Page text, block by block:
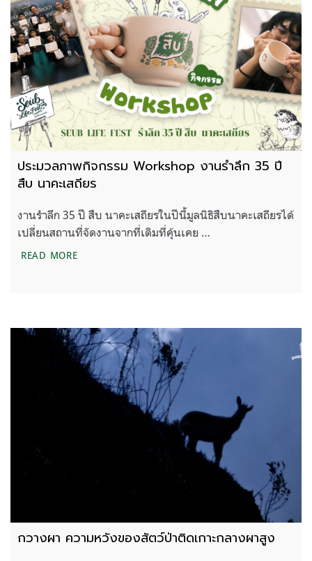
ประมวลภาพกิจกรรม Workshop งานรำลึก 35 ปี
สืบ นาคะเสถียร
งานรำลึก 35 ปี สืบ นาคะเสถียรในปีนี้มูลนิธิสืบนาคะเสถียรได้
เปลี่ยนสถานที่จัดงานจากที่เดิมที่คุ้นเคย …
READ MOREประมวลภาพกิจกรรม WORKSHOP งานรำลึก 35 ปี สื
กวางผา ความหวังของสัตว์ป่าติดเกาะกลางผาสูง